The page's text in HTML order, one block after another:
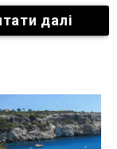
далі